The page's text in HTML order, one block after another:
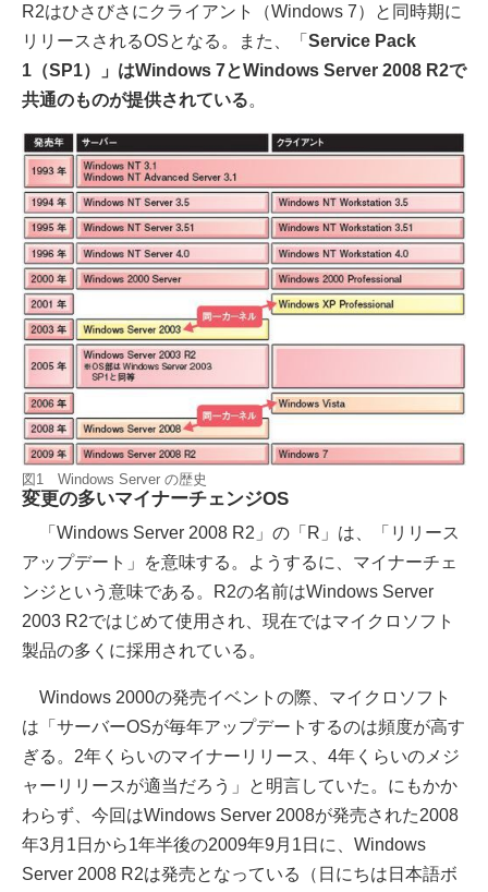
R2はひさびさにクライアント（Windows 7）と同時期に
リリースされるOSとなる。また、「 Service Pack
1（SP1）」はWindows 7とWindows Server 2008 R2で
共通のものが提供されている。
図1 Windows Server の歴史
変更の多いマイナーチェンジOS
「Windows Server 2008 R2」の「R」は、「リリース
アップデート」を意味する。ようするに、マイナーチェ
ンジという意味である。R2の名前はWindows Server
2003 R2ではじめて使用され、現在ではマイクロソフト
製品の多くに採用されている。
Windows 2000の発売イベントの際、マイクロソフト
は「サーバーOSが毎年アップデートするのは頻度が高す
ぎる。2年くらいのマイナーリリース、4年くらいのメジ
ャーリリースが適当だろう」と明言していた。にもかか
わらず、今回はWindows Server 2008が発売された2008
年3月1日から1年半後の2009年9月1日に、Windows
Server 2008 R2は発売となっている（日にちは日本語ボ